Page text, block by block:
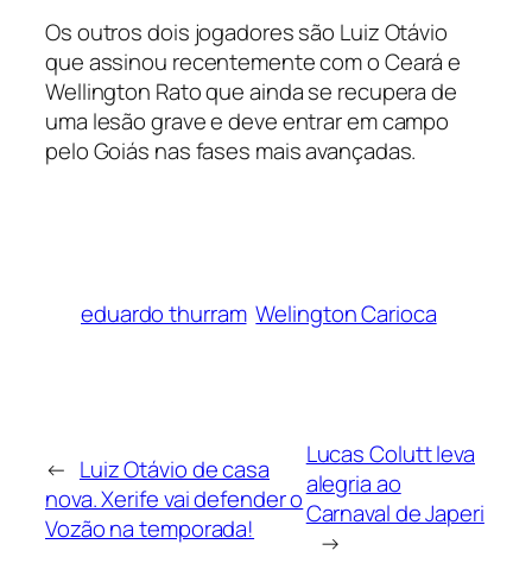
Os outros dois jogadores são Luiz Otávio
que assinou recentemente com o Ceará e
Wellington Rato que ainda se recupera de
uma lesão grave e deve entrar em campo
pelo Goiás nas fases mais avançadas.
eduardo thurram Welington Carioca
← Luiz Otávio de casa
nova. Xerife vai defender o
Vozão na temporada!
Lucas Colutt leva
alegria ao
Carnaval de Japeri
→